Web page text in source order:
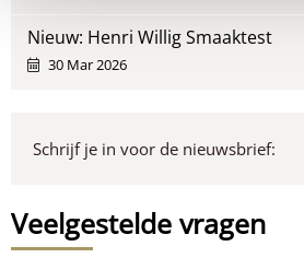
Nieuw: Henri Willig Smaaktest
30 Mar 2026
Schrijf je in voor de nieuwsbrief:
Veelgestelde vragen